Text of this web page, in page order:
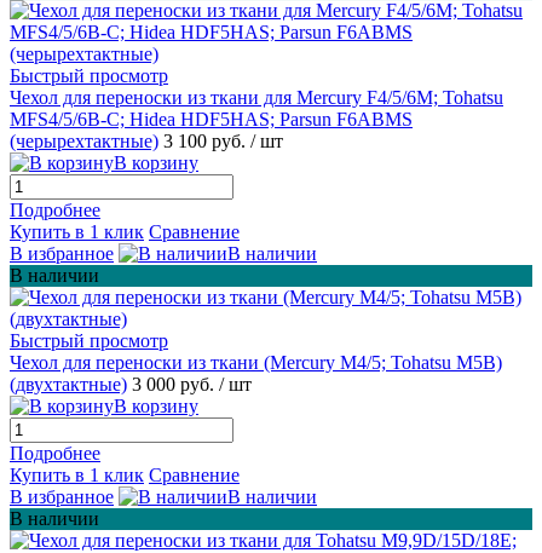
Быстрый просмотр
Чехол для переноски из ткани для Mercury F4/5/6M; Tohatsu
MFS4/5/6B-C; Hidea HDF5HAS; Parsun F6ABMS
(черырехтактные) 3 100 руб. / шт
В корзину
Подробнее
Купить в 1 клик Сравнение
В избранное
В наличии
В наличии
Быстрый просмотр
Чехол для переноски из ткани (Mercury М4/5; Tohatsu M5B)
(двухтактные) 3 000 руб. / шт
В корзину
Подробнее
Купить в 1 клик Сравнение
В избранное
В наличии
В наличии